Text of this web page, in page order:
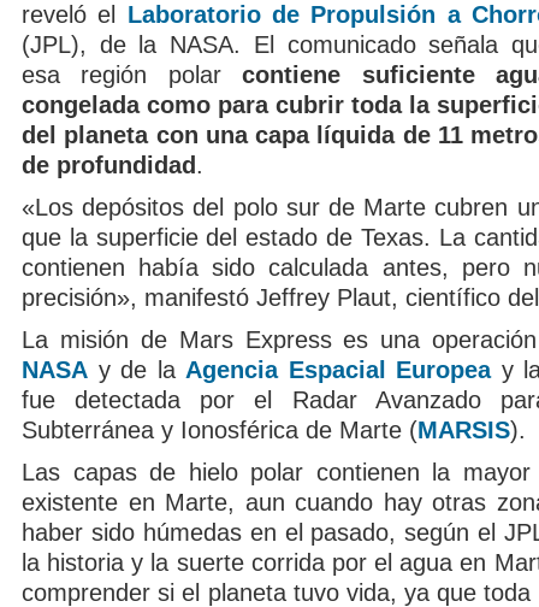
reveló el Laboratorio de Propulsión a
(JPL), de la NASA. El comunicado señala
esa región polarcontiene suficiente
congelada como para cubrir toda la
del planeta con una capa líquida de 11
de profundidad .
«Los depósitos del polo sur de Marte cubren
que la superficie del estado de Texas. La
contienen había sido calculada antes, pero
precisión», manifestó Jeffrey Plaut, científico
La misión de Mars Express es una
NASA y de la Agencia Espacial Europeay la
fue detectada por el Radar Avanzado
Subterránea y Ionosférica de Marte (MARSIS).
Las capas de hielo polar contienen la
existente en Marte, aun cuando hay otras
haber sido húmedas en el pasado, según el
la historia y la suerte corrida por el agua en
comprender si el planeta tuvo vida, ya que toda